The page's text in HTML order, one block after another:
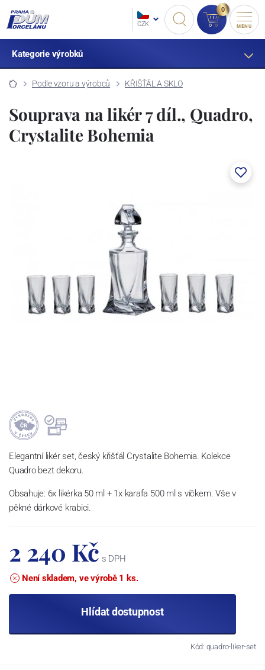
CZK
0
MENU
Kategorie výrobků
Podle vzoru a výrobců KŘIŠŤÁL A SKLO
Souprava na likér 7 díl., Quadro,
Crystalite Bohemia
Elegantní likér set, český křišťál Crystalite Bohemia. Kolekce
Quadro bezt dekoru.
Obsahuje: 6x likérka 50 ml + 1x karafa 500 ml s víčkem. Vše v
pěkné dárkové krabici.
2 240 Kč s DPH
Není skladem, ve výrobě 1 ks.
Hlídat dostupnost
Kód: quadro-liker-set